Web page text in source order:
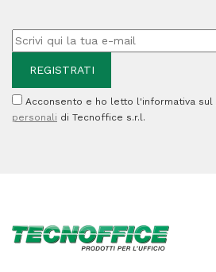
Acconsento e ho letto l'informativa sul
personali di Tecnoffice s.r.l.